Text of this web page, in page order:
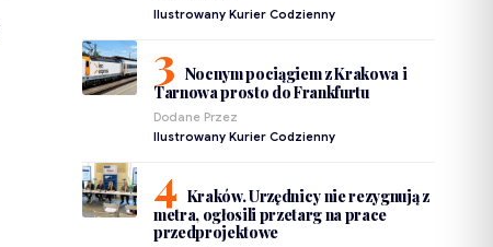
Ilustrowany Kurier Codzienny
Nocnym pociągiem z Krakowa i
Tarnowa prosto do Frankfurtu
Dodane Przez
Ilustrowany Kurier Codzienny
Kraków. Urzędnicy nie rezygnują z
metra, ogłosili przetarg na prace
przedprojektowe